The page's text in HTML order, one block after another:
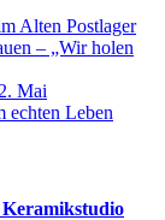
Alten Postlager
– „Wir holen
Mai
Leben